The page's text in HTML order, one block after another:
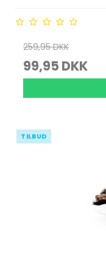
259,95 DKK
99,95 DKK
TILBUD